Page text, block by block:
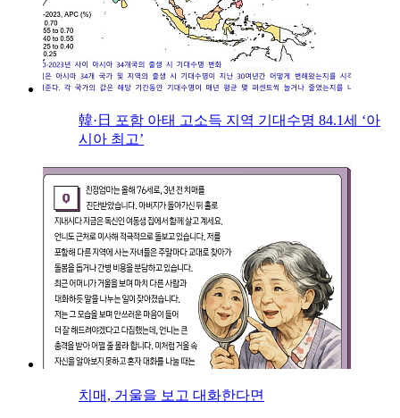
韓·日 포함 아태 고소득 지역 기대수명 84.1세 ‘아
시아 최고’
치매, 거울을 보고 대화한다면